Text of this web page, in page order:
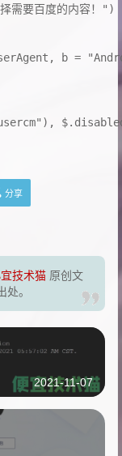
度的内容！") :
b =
分享
技术猫 原创文
。
2021-11-07